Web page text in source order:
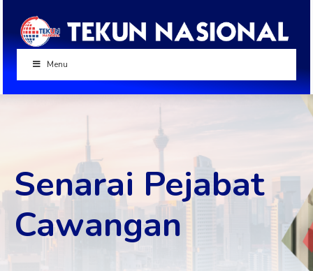
Menu
Senarai Pejabat
Cawangan